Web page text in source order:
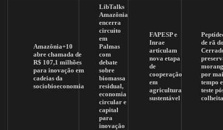
Amazônia+10
abre chamada de
R$ 107,1 milhões
para inovação em
cadeias da
sociobioeconomia
LibTalks
Amazônia
encerra
circuito
em
Palmas
com
debate
sobre
biomassa
residual,
economia
circular e
capital
para
inovação
FAPESP e
Inrae
articulam
nova etapa
de
cooperação
em
agricultura
sustentável
de rã
por
tempo
teste